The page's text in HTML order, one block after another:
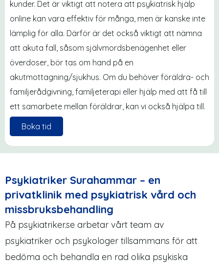
kunder. Det är viktigt att notera att psykiatrisk hjälp
online kan vara effektiv för många, men är kanske inte
lämplig för alla. Därför är det också viktigt att nämna
att akuta fall, såsom självmordsbenägenhet eller
överdoser, bör tas om hand på en
akutmottagning/sjukhus. Om du behöver föräldra- och
familjerådgivning, familjeterapi eller hjälp med att få till
ett samarbete mellan föräldrar, kan vi också hjälpa till.
Boka tid
Psykiatriker Surahammar – en
privatklinik med psykiatrisk vård och
missbruksbehandling
På psykiatriker.se arbetar vårt team av
psykiatriker och psykologer tillsammans för att
bedöma och behandla en rad olika psykiska